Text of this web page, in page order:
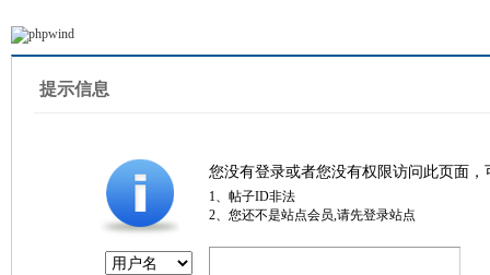
提示信息
您没有登录或者您没有权限访问此页面
1、帖子ID非法
2、您还不是站点会员,请先登录站点